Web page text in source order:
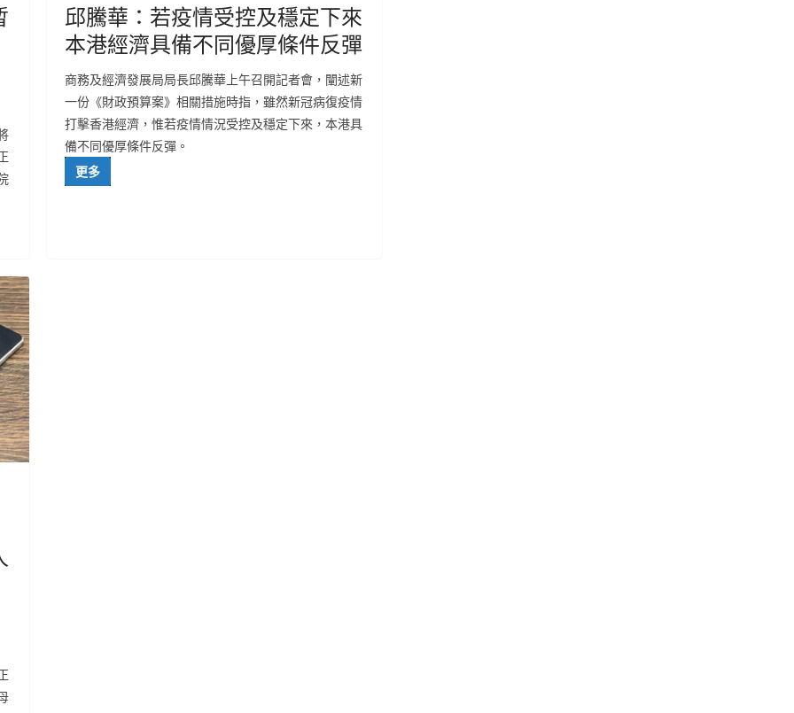
邱騰華：若疫情受控及穩定下來
本港經濟具備不同優厚條件反彈
商務及經濟發展局局長邱騰華上午召開記者會，闡述新
一份《財政預算案》相關措施時指，雖然新冠病復疫情
打擊香港經濟，惟若疫情情況受控及穩定下來，本港具
備不同優厚條件反彈。
更多